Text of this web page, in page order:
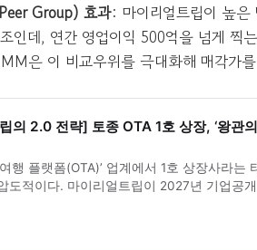
Group) 효과: 마이리얼트립이 높
인데, 연간 영업이익 500억을 넘게 찍
은 이 비교우위를 극대화해 매각가
의 2.0 전략] 토종 OTA 1호 상장, ‘왕관
행 플랫폼(OTA)’ 업계에서 1호 상장사라는
도적이다. 마이리얼트립이 2027년 기업공
성을 증명해야 하는 시험대…